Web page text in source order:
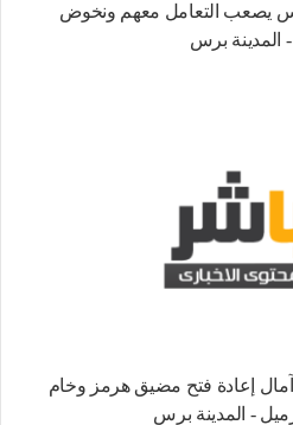
يصعب التعامل معهم ونخوض
برس
إعادة فتح مضيق هرمز وخام